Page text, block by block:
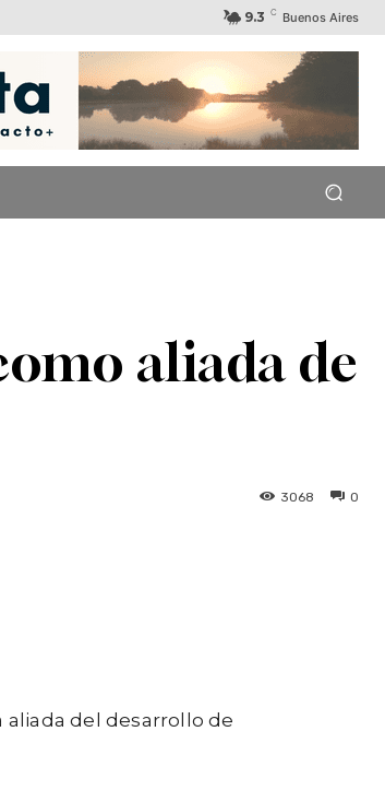
9.3 C Buenos Aires
aliada de
0
3068
aliada del desarrollo de